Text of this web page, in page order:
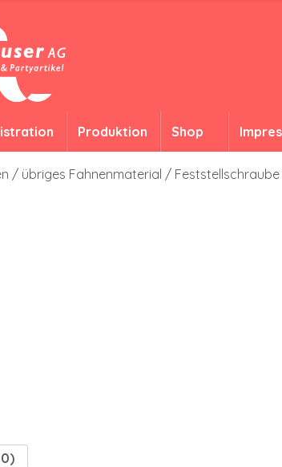
Produktion Shop
/ übriges Fahnenmaterial /